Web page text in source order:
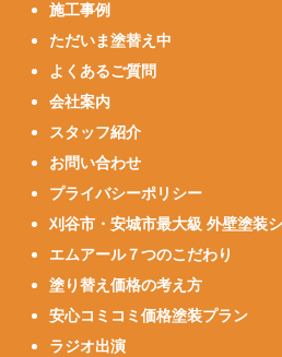
施工事例
ただいま塗替え中
よくあるご質問
会社案内
スタッフ紹介
お問い合わせ
プライバシーポリシー
刈谷市・安城市最大級 外壁塗装
エムアール７つのこだわり
塗り替え価格の考え方
安心コミコミ価格塗装プラン
ラジオ出演